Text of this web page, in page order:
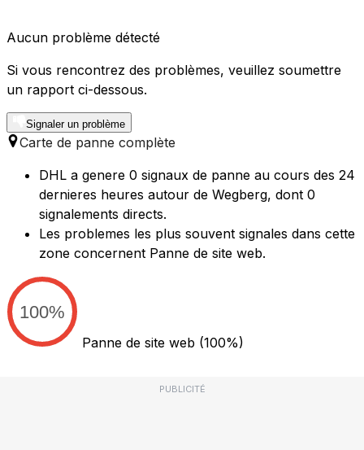
Aucun problème détecté
Si vous rencontrez des problèmes, veuillez soumettre
un rapport ci-dessous.
Signaler un problème
Carte de panne complète
DHL a genere 0 signaux de panne au cours des 24
dernieres heures autour de Wegberg, dont 0
signalements directs.
Les problemes les plus souvent signales dans cette
zone concernent Panne de site web.
100%
Panne de site web (100%)
PUBLICITÉ